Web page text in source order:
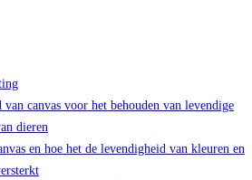
van canvas voor het behouden van levendige
dieren
en hoe het de levendigheid van kleuren en